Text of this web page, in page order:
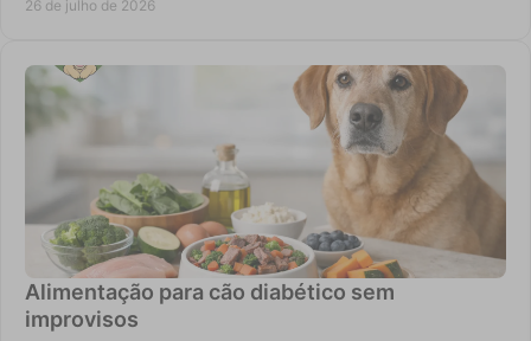
26 de julho de 2026
Alimentação para cão diabético sem
improvisos